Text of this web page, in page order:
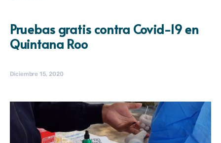
Pruebas gratis contra Covid-19 en
Quintana Roo
Diciembre 15, 2020